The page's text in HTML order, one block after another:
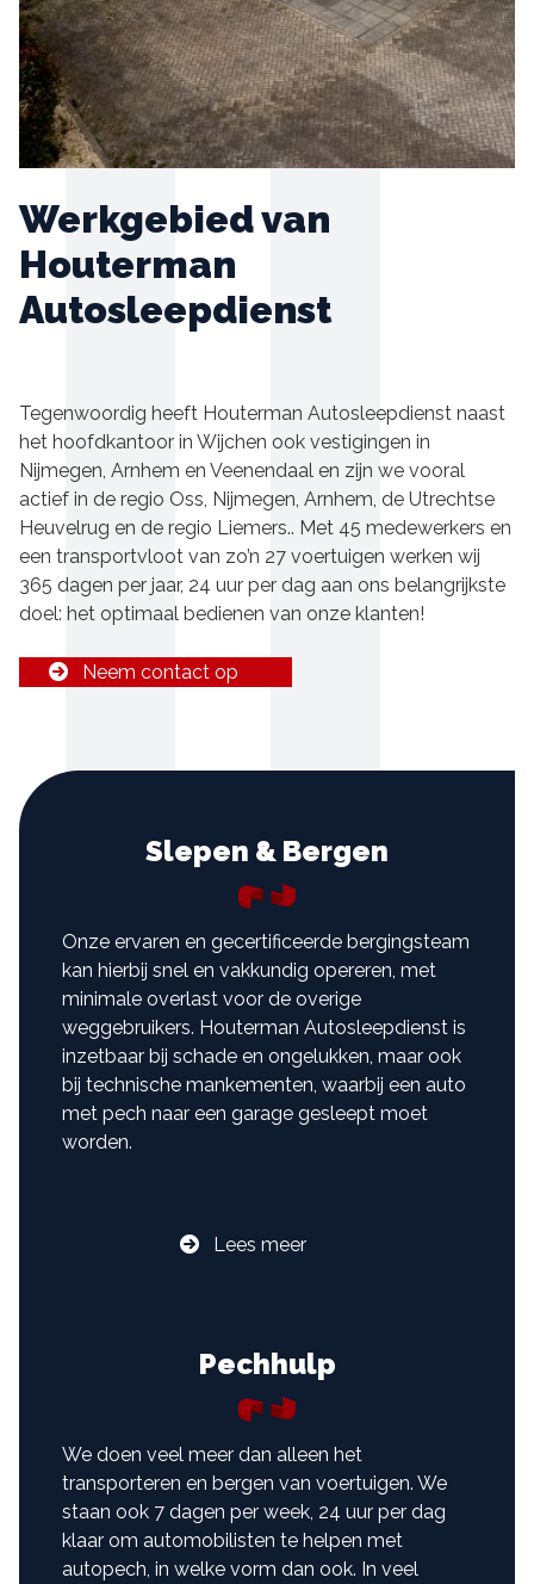
Werkgebied van
Houterman
Autosleepdienst
Tegenwoordig heeft Houterman Autosleepdienst naast
het hoofdkantoor in Wijchen ook vestigingen in
Nijmegen, Arnhem en Veenendaal en zijn we vooral
actief in de regio Oss, Nijmegen, Arnhem, de Utrechtse
Heuvelrug en de regio Liemers.. Met 45 medewerkers en
een transportvloot van zo’n 27 voertuigen werken wij
365 dagen per jaar, 24 uur per dag aan ons belangrijkste
doel: het optimaal bedienen van onze klanten!
Neem contact op
Slepen & Bergen
Onze ervaren en gecertificeerde bergingsteam
kan hierbij snel en vakkundig opereren, met
minimale overlast voor de overige
weggebruikers. Houterman Autosleepdienst is
inzetbaar bij schade en ongelukken, maar ook
bij technische mankementen, waarbij een auto
met pech naar een garage gesleept moet
worden.
Lees meer
Pechhulp
We doen veel meer dan alleen het
transporteren en bergen van voertuigen. We
staan ook 7 dagen per week, 24 uur per dag
klaar om automobilisten te helpen met
autopech, in welke vorm dan ook. In veel